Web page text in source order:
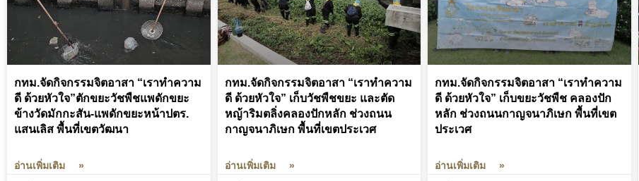
กทม.จัดกิจกรรมจิตอาสา “เราทำความ
ดี ด้วยหัวใจ”ตักขยะวัชพืชแพดักขยะ
ข้างวัดมักกะสัน-แพดักขยะหน้าปตร.
แสนเลิส พื้นที่เขตวัฒนา
อ่านเพิ่มเติม »
กทม.จัดกิจกรรมจิตอาสา “เราทำความ
ดี ด้วยหัวใจ” เก็บวัชพืชขยะ และตัด
หญ้าริมตลิ่งคลองปักหลัก ช่วงถนน
กาญจนาภิเษก พื้นที่เขตประเวศ
อ่านเพิ่มเติม »
กทม.จัดกิจกรรมจิตอาสา “เราทำความ
ดี ด้วยหัวใจ” เก็บขยะวัชพืช คลองปัก
หลัก ช่วงถนนกาญจนาภิเษก พื้นที่เขต
ประเวศ
อ่านเพิ่มเติม »